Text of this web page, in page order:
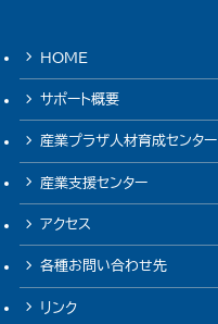
HOME
サポート概要
産業プラザ人材育成センター
産業支援センター
アクセス
各種お問い合わせ先
リンク